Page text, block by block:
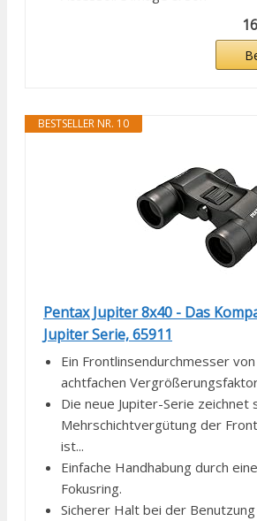
BESTSELLER NR. 10
Pentax Jupiter 8x40 - Das
Jupiter Serie, 65911
Ein Frontlinsendurchmesser
achtfachen
Die neue Jupiter-Serie zeichnet
Mehrschichtvergütung der
ist...
Einfache Handhabung durch
Fokusring.
Sicherer Halt bei der